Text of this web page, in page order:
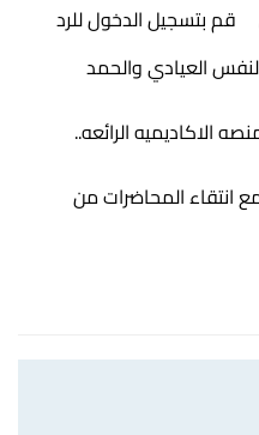
قم بتسجيل الدخول للرد
العيادي والحمد
الاكاديميه الرائعه..
انتقاء المحاضرات من